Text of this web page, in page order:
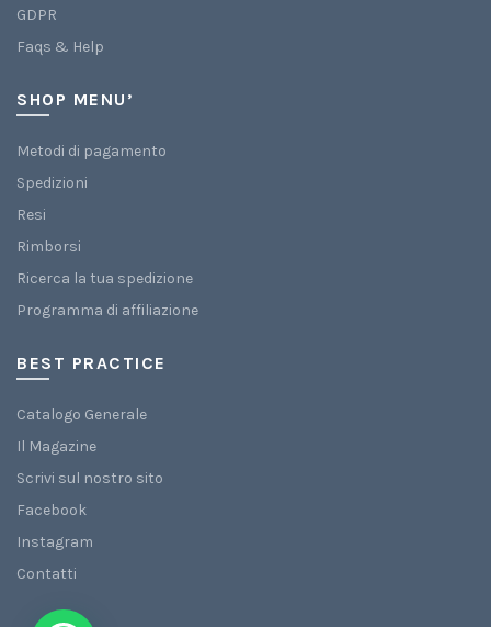
GDPR
Faqs & Help
SHOP MENU’
Metodi di pagamento
Spedizioni
Resi
Rimborsi
Ricerca la tua spedizione
Programma di affiliazione
BEST PRACTICE
Catalogo Generale
Il Magazine
Scrivi sul nostro sito
Facebook
Instagram
Contatti